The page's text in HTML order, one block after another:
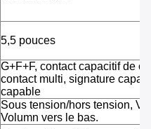
5,5 pouces
G+F+F, contact capacitif de
contact multi, signature
capable
Sous tension/hors tension,
Volumn vers le bas.